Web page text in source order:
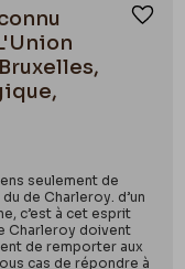
seulement de
de Charleroy. d’un
c’est à cet esprit
Charleroy doivent
de remporter aux
cas de répondre à